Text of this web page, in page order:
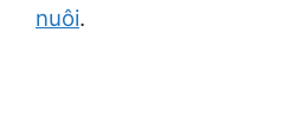
nuôi.